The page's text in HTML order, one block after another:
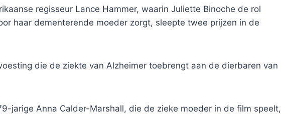
regisseur Lance Hammer, waarin Juliette Binoche de rol
haar dementerende moeder zorgt, sleepte twee prijzen in de
die de ziekte van Alzheimer toebrengt aan de dierbaren van
jarige Anna Calder-Marshall, die de zieke moeder in de film speelt,